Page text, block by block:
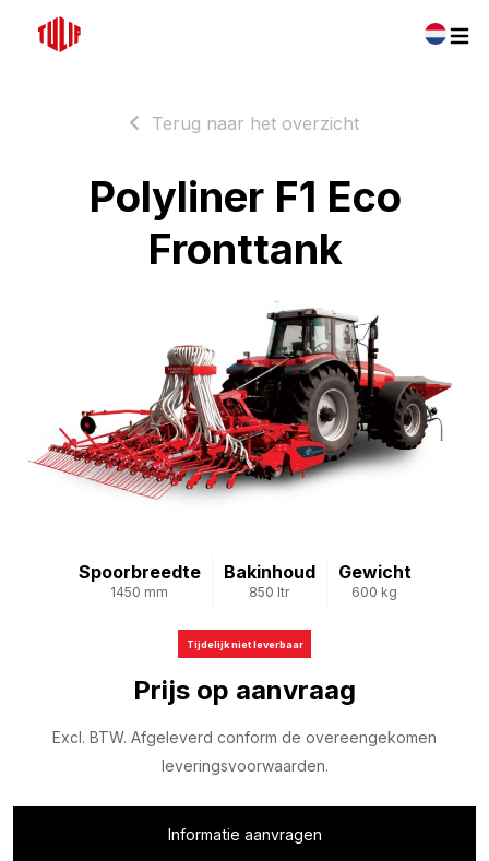
Terug naar het overzicht
Polyliner F1 Eco
Fronttank
Spoorbreedte
1450 mm
Bakinhoud
850 ltr
Gewicht
600 kg
Tijdelijk niet leverbaar
Prijs op aanvraag
Excl. BTW. Afgeleverd conform de overeengekomen
leveringsvoorwaarden.
Informatie aanvragen